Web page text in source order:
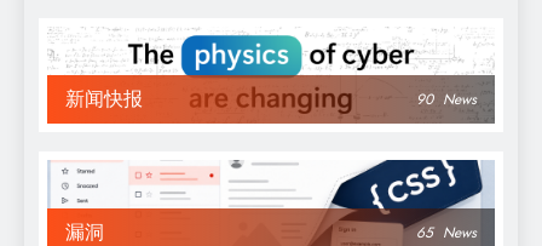
新闻快报 90 News
漏洞 65 News